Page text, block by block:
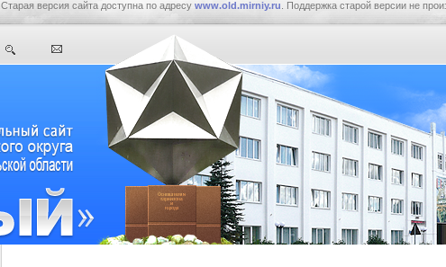
Старая версия сайта доступна по адресу www.old.mirniy.ru . Поддержка старой версии не